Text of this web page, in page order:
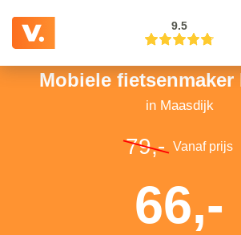
9.5
Mobiele fietsenmaker
in Maasdijk
79,- Vanaf prijs
66,-